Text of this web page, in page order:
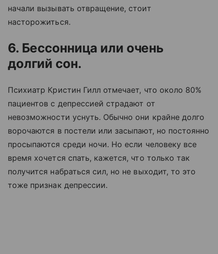
начали вызывать отвращение, стоит
насторожиться.
6. Бессонница или очень
долгий сон.
Психиатр Кристин Гилл отмечает, что около 80%
пациентов с депрессией страдают от
невозможности уснуть. Обычно они крайне долго
ворочаются в постели или засыпают, но постоянно
просыпаются среди ночи. Но если человеку все
время хочется спать, кажется, что только так
получится набраться сил, но не выходит, то это
тоже признак депрессии.